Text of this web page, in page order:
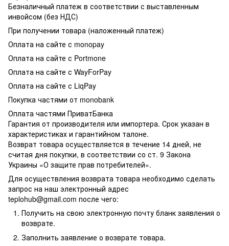
Безналичный платеж в соответствии с выставленным
инвойсом (без НДС)
При получении товара (наложенный платеж)
Оплата на сайте с monopay
Оплата на сайте с Portmone
Оплата на сайте с WayForPay
Оплата на сайте с LiqPay
Покупка частями от monobank
Оплата частями ПриватБанка
Гарантия от производителя или импортера. Срок указан в
характеристиках и гарантийном талоне.
Возврат товара осуществляется в течение 14 дней, не
считая дня покупки, в соответствии со ст. 9 Закона
Украины «О защите прав потребителей».
Для осуществления возврата товара необходимо сделать
запрос на наш электронный адрес
teplohub@gmail.com после чего:
Получить на свою электронную почту бланк заявления о
возврате.
Заполнить заявление о возврате товара.